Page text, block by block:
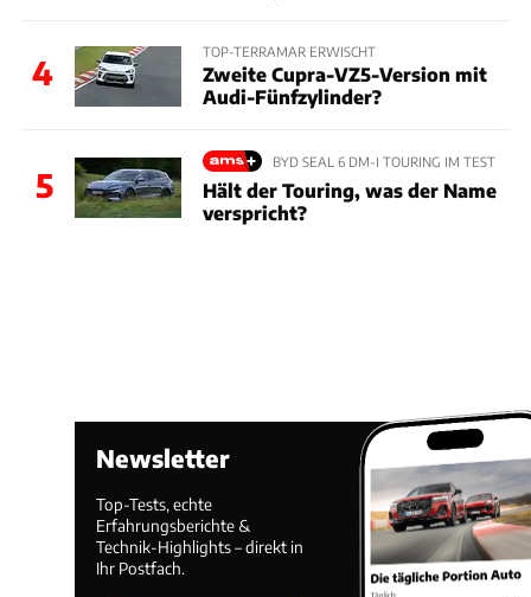
4
TOP-TERRAMAR ERWISCHT
Zweite Cupra-VZ5-Version mit
Audi-Fünfzylinder?
5
BYD SEAL 6 DM-I TOURING IM TEST
Hält der Touring, was der Name
verspricht?
Newsletter
Top-Tests, echte
Erfahrungsberichte &
Technik-Highlights – direkt in
Ihr Postfach.